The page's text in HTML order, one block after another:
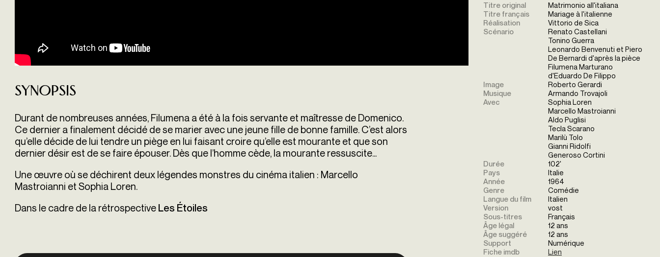
Synopsis
Durant de nombreuses années, Filumena a été à la fois servante et maîtresse de Domenico.
Ce dernier a finalement décidé de se marier avec une jeune fille de bonne famille. C’est alors
qu’elle décide de lui tendre un piège en lui faisant croire qu’elle est mourante et que son
dernier désir est de se faire épouser. Dès que l’homme cède, la mourante ressuscite...
Une œuvre où se déchirent deux légendes monstres du cinéma italien : Marcello
Mastroianni et Sophia Loren.
Dans le cadre de la rétrospective Les Étoiles
Titre original
Matrimonio all'italiana
Titre français
Mariage à l'italienne
Réalisation
Vittorio de Sica
Scénario
Renato Castellani
Tonino Guerra
Leonardo Benvenuti et Piero
De Bernardi d'après la pièce
Filumena Marturano
d'Eduardo De Filippo
Image
Roberto Gerardi
Musique
Armando Trovajoli
Avec
Sophia Loren
Marcello Mastroianni
Aldo Puglisi
Tecla Scarano
Marilù Tolo
Gianni Ridolfi
Generoso Cortini
Durée
102'
Pays
Italie
Année
1964
Genre
Comédie
Langue du film
Italien
Version
vost
Sous-titres
Français
Âge légal
12 ans
Âge suggéré
12 ans
Support
Numérique
Fiche imdb
Lien